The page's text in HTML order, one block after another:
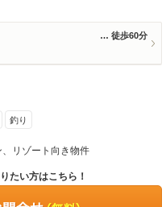
徒歩60分
釣り
リゾート向き物件
たい方はこちら！